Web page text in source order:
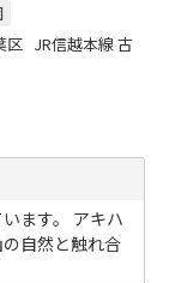
区 JR信越本線 古
ます。 アキハ
自然と触れ合